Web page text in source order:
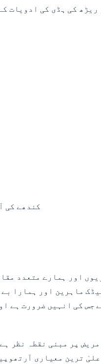
کی ہڈی کی ادویات
کندھے کی
اور ہمارے متعدد
ماہرین اور ہمارا
جس کی انہیں ضرورت ہے
پر مبنی نقطہ نظر
ترین معیاری